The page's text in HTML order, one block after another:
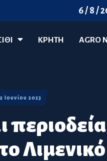
6 / 8 /
ΚΡΗΤΗ AGRO
Ιουνίου 2023